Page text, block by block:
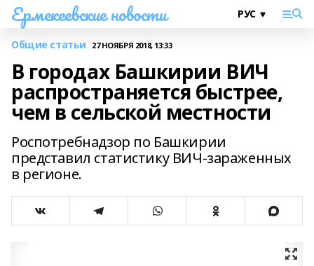
Ермекеевские новости
Общие статьи 27 НОЯБРЯ 2018, 13:33
В городах Башкирии ВИЧ
распространяется быстрее,
чем в сельской местности
Роспотребнадзор по Башкирии
представил статистику ВИЧ-зараженных
в регионе.